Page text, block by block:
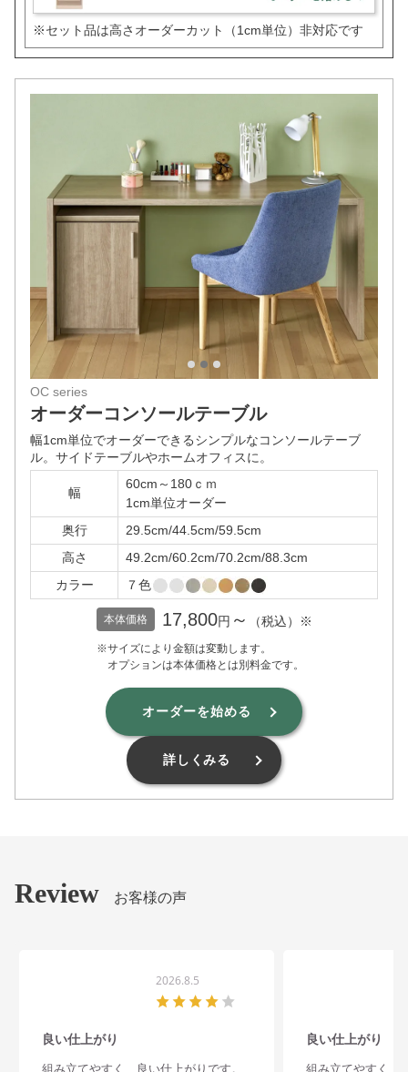
※セット品は高さオーダーカット（1cm単位）非対応です
1 2 3
OC series
オーダーコンソールテーブル
幅1cm単位でオーダーできるシンプルなコンソールテーブ
ル。 サイドテーブルやホームオフィスに。
幅
60cm～180ｃｍ
1cm単位オーダー
奥行
29.5cm/44.5cm/59.5cm
高さ
49.2cm/60.2cm/70.2cm/88.3cm
カラー
７色
本体価格 17,800円 ～ （税込）※
※サイズにより金額は変動します。
オプションは本体価格とは別料金です。
詳しくみる
オーダーを始める
Review お客様の声
2026.8.5
良い仕上がり
組み立てやすく、良い仕上がりです。
良い仕上がり
組み立てやすく、